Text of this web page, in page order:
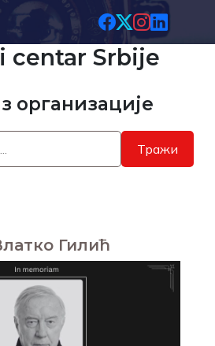
centar Srbije
организације
Тражи
Гилић